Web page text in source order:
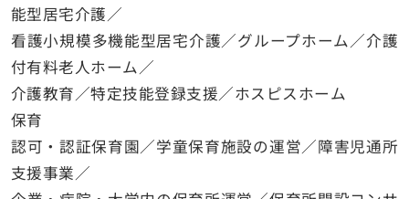
能型居宅介護／
看護小規模多機能型居宅介護／グループホーム／介護
付有料老人ホーム／
介護教育／特定技能登録支援／ホスピスホーム
保育
認可・認証保育園／学童保育施設の運営／障害児通所
支援事業／